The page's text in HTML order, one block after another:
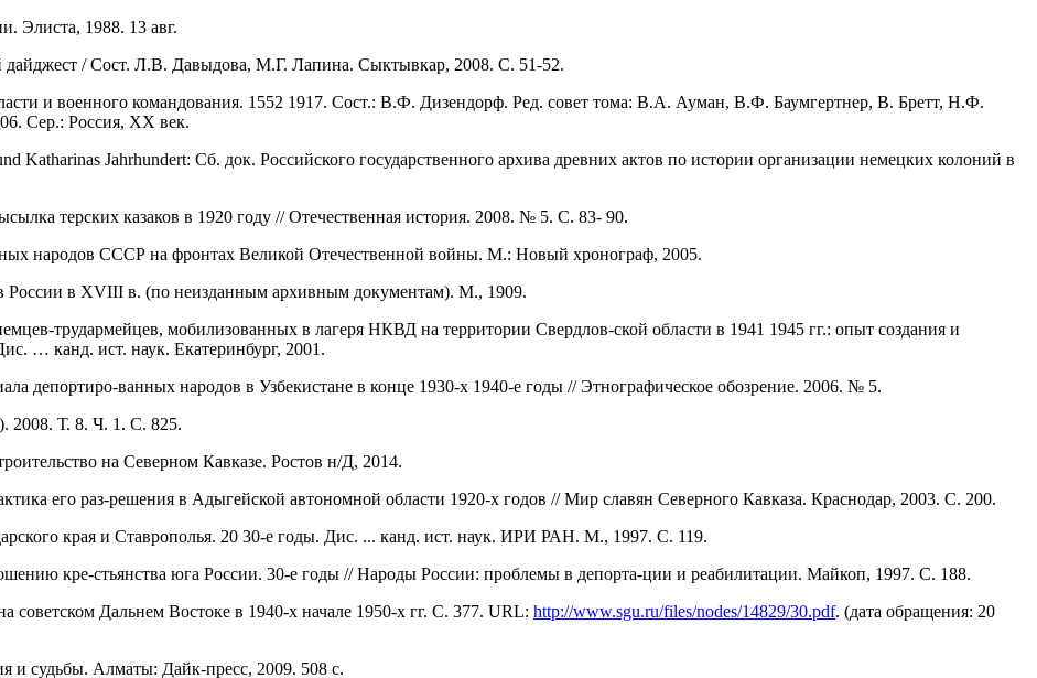
Элиста, 1988. 13 авг.
/ Сост. Л.В. Давыдова, М.Г. Лапина. Сыктывкар, 2008. С. 51-52.
и военного командования. 1552 1917. Сост.: В.Ф. Дизендорф. Ред. совет тома: В.А. Ауман, В.Ф. Баумгертнер, В. Бретт, Н.Ф.
Сер.: Россия, ХХ век.
Jahrhundert: Сб. док. Российского государственного архива древних актов по истории организации немецких колоний в
терских казаков в 1920 году // Отечественная история. 2008. № 5. С. 83- 90.
народов СССР на фронтах Великой Отечественной войны. М.: Новый хронограф, 2005.
России в XVIII в. (по неизданным архивным документам). М., 1909.
трудармейцев, мобилизованных в лагеря НКВД на территории Свердлов-ской области в 1941 1945 гг.: опыт создания и
… канд. ист. наук. Екатеринбург, 2001.
депортиро-ванных народов в Узбекистане в конце 1930-х 1940-е годы // Этнографическое обозрение. 2006. № 5.
2008. Т. 8. Ч. 1. С. 825.
на Северном Кавказе. Ростов н/Д, 2014.
его раз-решения в Адыгейской автономной области 1920-х годов // Мир славян Северного Кавказа. Краснодар, 2003. С. 200.
края и Ставрополья. 20 30-е годы. Дис. ... канд. ист. наук. ИРИ РАН. М., 1997. С. 119.
кре-стьянства юга России. 30-е годы // Народы России: проблемы в депорта-ции и реабилитации. Майкоп, 1997. С. 188.
Дальнем Востоке в 1940-х начале 1950-х гг. С. 377. URL: http://www.sgu.ru/files/nodes/14829/30.pdf. (дата обращения: 20
судьбы. Алматы: Дайк-пресс, 2009. 508 с.